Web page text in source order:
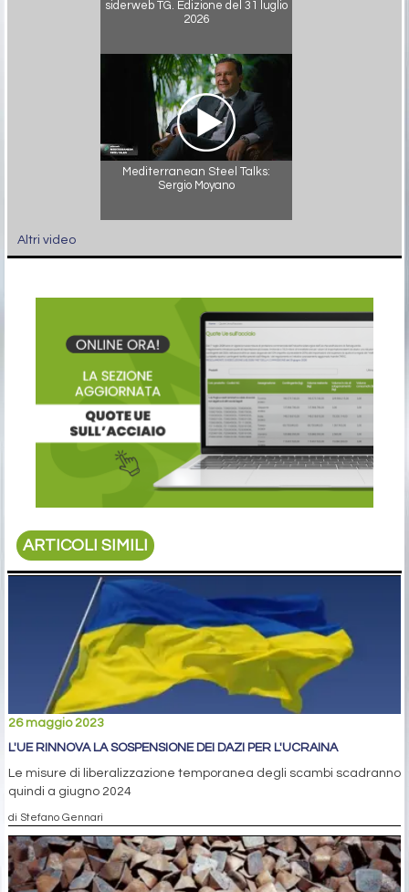
siderweb TG. Edizione del 31 luglio
2026
Mediterranean Steel Talks:
Sergio Moyano
Altri video
ARTICOLI SIMILI
26 maggio 2023
L'UE RINNOVA LA SOSPENSIONE DEI DAZI PER L'UCRAINA
Le misure di liberalizzazione temporanea degli scambi scadranno
quindi a giugno 2024
di Stefano Gennari